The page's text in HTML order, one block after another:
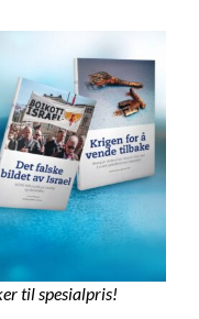
til spesialpris!